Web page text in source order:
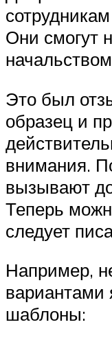
Они смогут
Это был
образец и
внимания.
вызывают
Теперь
следует
Например,
шаблоны: